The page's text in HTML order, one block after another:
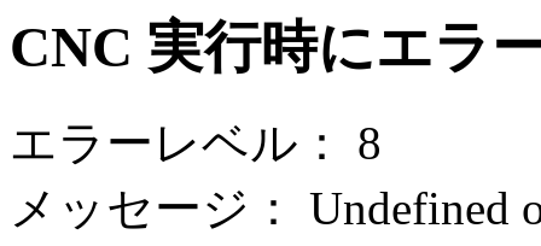
CNC 実行時にエラ
エラーレベル： 8
メッセージ： Undefined